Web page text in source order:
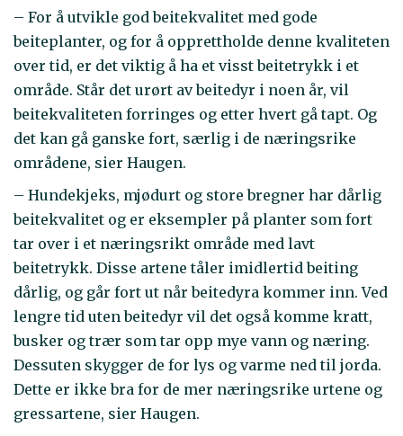
– For å utvikle god beitekvalitet med gode
beiteplanter, og for å opprettholde denne kvaliteten
over tid, er det viktig å ha et visst beitetrykk i et
område. Står det urørt av beitedyr i noen år, vil
beitekvaliteten forringes og etter hvert gå tapt. Og
det kan gå ganske fort, særlig i de næringsrike
områdene, sier Haugen.
– Hundekjeks, mjødurt og store bregner har dårlig
beitekvalitet og er eksempler på planter som fort
tar over i et næringsrikt område med lavt
beitetrykk. Disse artene tåler imidlertid beiting
dårlig, og går fort ut når beitedyra kommer inn. Ved
lengre tid uten beitedyr vil det også komme kratt,
busker og trær som tar opp mye vann og næring.
Dessuten skygger de for lys og varme ned til jorda.
Dette er ikke bra for de mer næringsrike urtene og
gressartene, sier Haugen.